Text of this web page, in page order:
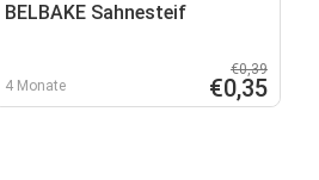
BELBAKE Sahnesteif
4 Monate
€0,39
€0,35